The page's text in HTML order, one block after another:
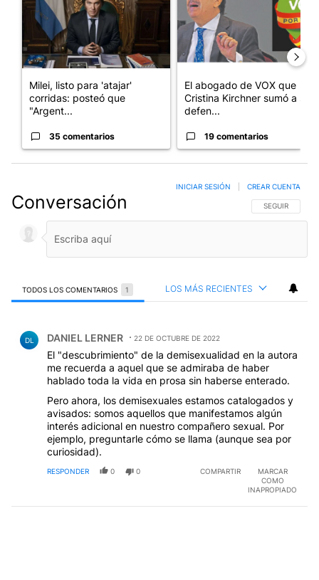
Milei, listo para 'atajar'
corridas: posteó que
"Argent...
35 comentarios
El abogado de VOX que
Cristina Kirchner sumó a su
defen...
19 comentarios
Conversación SIGA ESTA
SEGUIR
INICIAR SESIÓN CREAR CUENTA
TODOS LOS COMENTARIOS 1 LOS MÁS RECIENTES
DL DANIEL LERNER 22 DE OCTUBRE DE 2022
El "descubrimiento" de la demisexualidad en la autora
me recuerda a aquel que se admiraba de haber
hablado toda la vida en prosa sin haberse enterado.
Pero ahora, los demisexuales estamos catalogados y
avisados: somos aquellos que manifestamos algún
interés adicional en nuestro compañero sexual. Por
ejemplo, preguntarle cómo se llama (aunque sea por
curiosidad).
RESPONDER 0 0 COMPARTIR
MARCAR
COMO
INAPROPIADO